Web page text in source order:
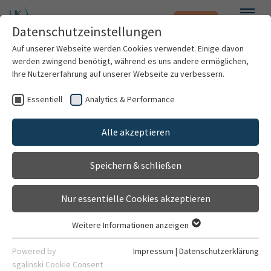
Zum Hauptinhalt springen Notfall
Patienten & Besucher
Kliniken & Institute
Forschung
Karriere
Dominique Hein
Physiotherapeutin
Datenschutzeinstellungen
Auf unserer Webseite werden Cookies verwendet. Einige davon
werden zwingend benötigt, während es uns andere ermöglichen,
Ihre Nutzererfahrung auf unserer Webseite zu verbessern.
Essentiell Analytics & Performance
Alle akzeptieren
Speichern & schließen
Nur essentielle Cookies akzeptieren
Essentielle Cookies werden für grundlegende Funktionen der
Webseite benötigt. Dadurch ist gewährleistet, dass die
Weitere Informationen anzeigen
Powered by
sgalinski Cookie Consent
Impressum | Datenschutzerklärung